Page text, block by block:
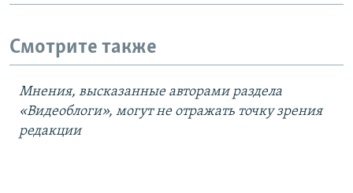
Смотрите также
Мнения, высказанные авторами раздела
«Видеоблоги», могут не отражать точку зрения
редакции